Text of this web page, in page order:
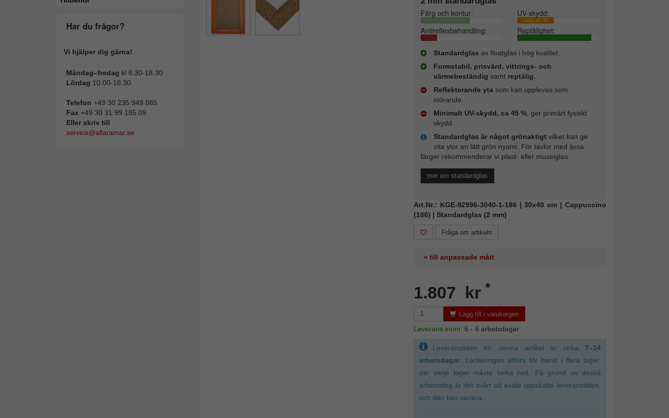
Har du frågor?
Vi hjälper dig gärna!
Måndag–fredag kl 8.30-18.30
Lördag 10.00-18.30
Telefon +49 30 235 949 085
Fax +49 30 31 99 185 09
Eller skriv till
service@allaramar.se
Färg och kontur: UV-skydd:
cirka 45 %
Antireflexbehandling: Reptålighet:
Standardglas av floatglas i hög kvalitet.
Formstabil, prisvärd, vittrings- och
värmebeständig samt reptålig.
Reflekterande yta som kan upplevas som
störande.
Minimalt UV-skydd, ca 45 %, ger primärt fysiskt
skydd.
Standardglas är något grönaktigtvilket kan ge
vita ytor en lätt grön nyans. För tavlor med ljusa
färger rekommenderar vi plast- eller museiglas.
mer om standardglas
Art.Nr.: KGE-92996-3040-1-186 | 30x40 cm | Cappuccino
(186) | Standardglas (2 mm)
Fråga om artikeln
» till anpassade mått
1.807 kr *
Lägg till i varukorgen
Leverans inom: 6 - 8 arbetsdagar
Leveranstiden för denna artikel är cirka 7–14
arbetsdagar. Lackeringen utförs för hand i flera lager,
där varje lager måste torka helt. På grund av dessa
arbetssteg är det svårt att exakt uppskatta leveranstiden,
och den kan variera.